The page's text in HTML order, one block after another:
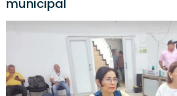
municipal